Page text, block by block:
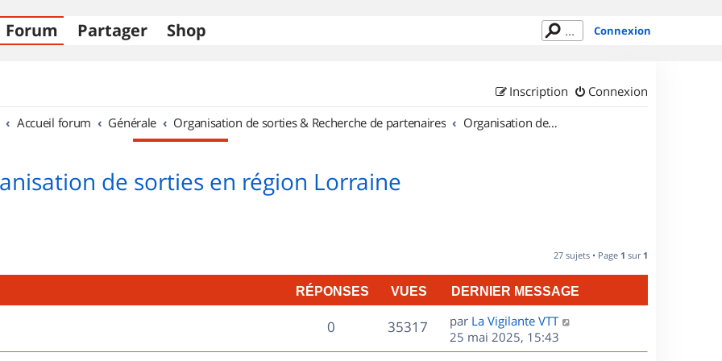
Forum Partager Shop Connexion
Connexion
Inscription
Accueil forum Générale Organisation de sorties & Recherche de partenaires Organisation de sorties en région Lorraine
de sorties en région Lorraine
27 sujets • Page 1 sur 1
RÉPONSES VUES DERNIER MESSAGE
0R
é
35317V
u
D
e
r
par La Vigilante VTT
25 mai 2025, 15:43